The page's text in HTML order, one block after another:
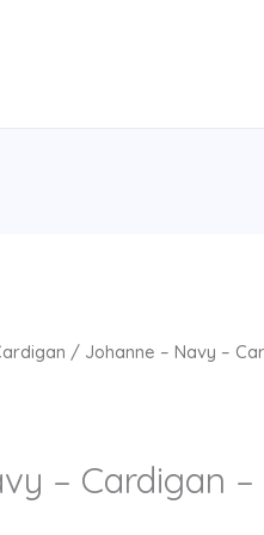
/ Johanne – Navy –
– Cardigan –